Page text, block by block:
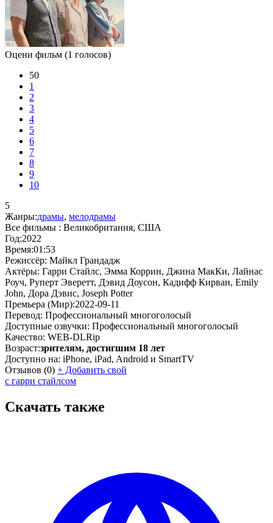
Оцени фильм (1 голосов)
50
1
2
3
4
5
6
7
8
9
10
5
Жанры:драмы, мелодрамы
Все фильмы : Великобритания, США
Год:2022
Время:01:53
Режиссёр: Майкл Грандадж
Актёры: Гарри Стайлс, Эмма Коррин, Джина МакКи, Лайнас
Роуч, Руперт Эверетт, Дэвид Доусон, Кадифф Кирван, Emily
John, Дора Дэвис, Joseph Potter
Премьера (Мир):2022-09-11
Перевод: Профессиональный многоголосый
Доступные озвучки: Профессиональный многоголосый
Качество: WEB-DLRip
Возраст:зрителям, достигшим 18 лет
Доступно на: iPhone, iPad, Android и SmartTV
Отзывов (0) + Добавить свой
с гарри стайлсом
Скачать также